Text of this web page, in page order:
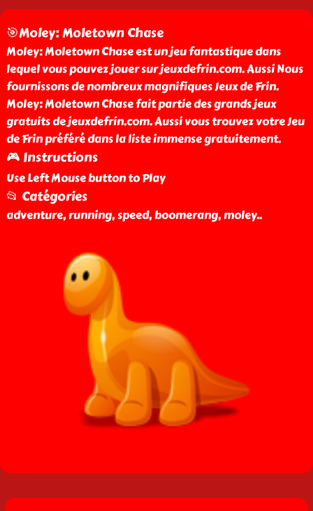
🎯Moley: Moletown Chase
Moley: Moletown Chase est un jeu fantastique dans
lequel vous pouvez jouer sur jeuxdefrin.com. Aussi Nous
fournissons de nombreux magnifiques Jeux de Frin.
Moley: Moletown Chase fait partie des grands jeux
gratuits de jeuxdefrin.com. Aussi vous trouvez votre Jeu
de Frin préféré dans la liste immense gratuitement.
🎮 Instructions
Use Left Mouse button to Play
📂 Catégories
adventure, running, speed, boomerang, moley..